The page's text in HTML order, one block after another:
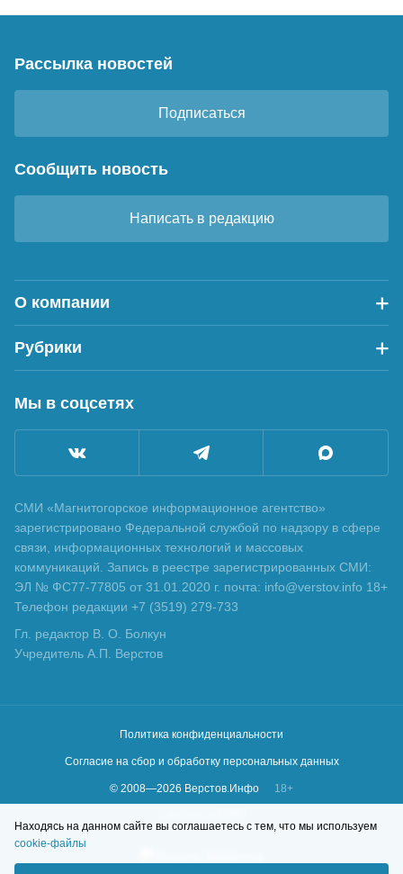
Рассылка новостей
Подписаться
Сообщить новость
Написать в редакцию
О компании
Рубрики
Мы в соцсетях
СМИ «Магнитогорское информационное агентство»
зарегистрировано Федеральной службой по надзору в сфере
связи, информационных технологий и массовых
коммуникаций. Запись в реестре зарегистрированных СМИ:
ЭЛ № ФС77-77805 от 31.01.2020 г. почта: info@verstov.info 18+
Телефон редакции +7 (3519) 279-733
Гл. редактор В. О. Болкун
Учредитель А.П. Верстов
Политика конфиденциальности
Согласие на сбор и обработку персональных данных
© 2008—2026 Верстов.Инфо
18+
Находясь на данном сайте вы соглашаетесь с тем, что мы используем
cookie-файлы